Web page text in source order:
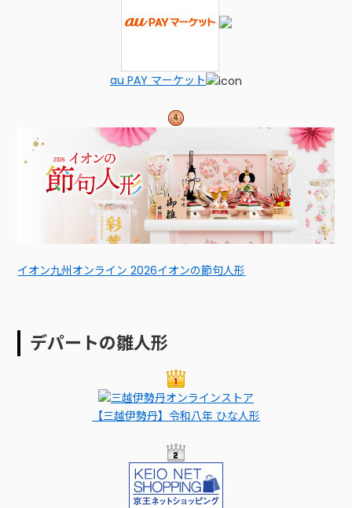
au PAY マーケット
イオン九州オンライン 2026イオンの節句人形
デパートの雛人形
【三越伊勢丹】令和八年 ひな人形